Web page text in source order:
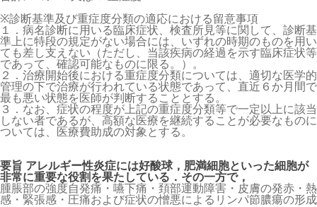
※診断基準及び重症度分類の適応における留意事項
１．病名診断に用いる臨床症状、検査所見等に関して、診断基
準上に特段の規定がない場合には、いずれの時期のものを用い
ても差し支えない（ただし、当該疾病の経過を示す臨床症状等
であって、確認可能なものに限る。）。
２．治療開始後における重症度分類については、適切な医学的
管理の下で治療が行われている状態であって、直近６か月間で
最も悪い状態を医師が判断することとする。
３．なお、症状の程度が上記の重症度分類等で一定以上に該当
しない者であるが、高額な医療を継続することが必要なものに
ついては、医療費助成の対象とする。
要旨 アレルギー性炎症には好酸球，肥満細胞といった細胞が
非常に重要な役割を果たしている．その一方で，
腫脹部の強度自発痛・嚥下痛・頚部運動障害・皮膚の発赤・熱
感・緊張感・圧痛および症状の憎悪によるリンパ節膿瘍の形成